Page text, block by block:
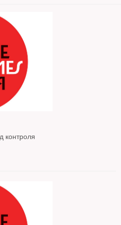
контроля